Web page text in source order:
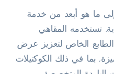
ما هو أبعد من خدمة
تستخدمه المقاهي
الخاص لتعزيز عرض
بما في ذلك الكوكتيلات